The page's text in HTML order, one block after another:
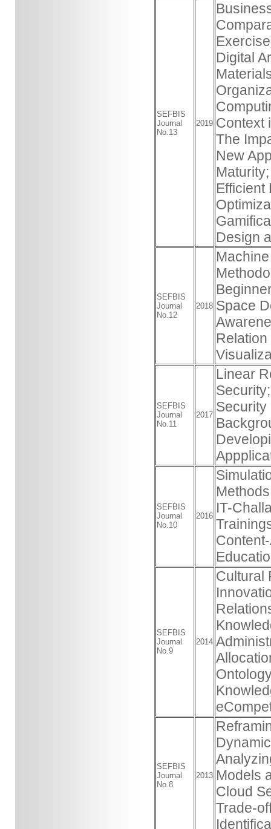
SEFBIS
Journal
No.13
2019
Digital
Context
The
New
Maturity;
Efficient
Design
SEFBIS
Journal
No.12
2018 Space
SEFBIS
Journal
No.11
2017
Linear
Security
SEFBIS
Journal
No.10
2016
IT-
SEFBIS
Journal
No.9
2014
Cultural
SEFBIS
Journal
No.8
2013 Models
Cloud
Trade-